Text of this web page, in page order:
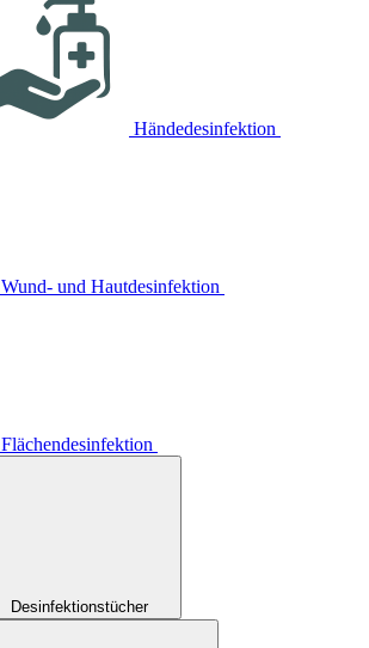
Händedesinfektion
Wund- und Hautdesinfektion
Flächendesinfektion
Desinfektionstücher